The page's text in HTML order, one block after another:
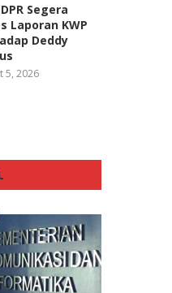
Segera
Laporan KWP
Deddy
5, 2026